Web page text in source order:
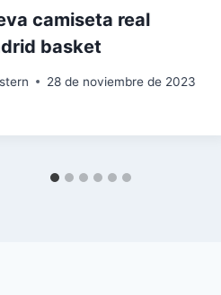
camiseta real
basket
28 de noviembre de 2023